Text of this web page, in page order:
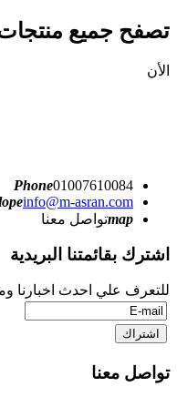
تصفح جميع
الأن
Phone01007610084
info@m-asran.com
mapتواصل معنا
اشترك بقائمتنا البريدية
للتعرف علي احدث اخبارنا
تواصل معنا